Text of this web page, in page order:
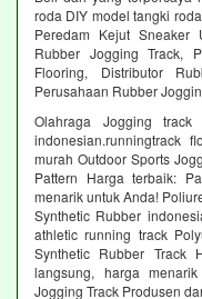
roda DIY model tangki
Peredam Kejut Sneaker
Rubber Jogging Track,
Flooring, Distributor
Perusahaan Rubber
Olahraga Jogging
indonesian.runningtrack
murah Outdoor Sports
Pattern Harga terbaik:
menarik untuk Anda!
Synthetic Rubber
athletic running track
Synthetic Rubber Track
langsung, harga
Jogging Track Produsen